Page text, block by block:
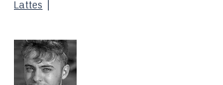
Lattes